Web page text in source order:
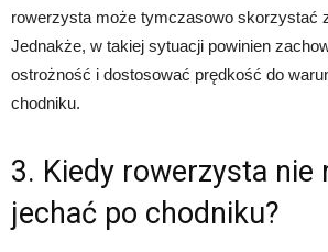
rowerzysta może tymczasowo skorzystać
Jednakże, w takiej sytuacji powinien
ostrożność i dostosować prędkość do
chodniku.
3. Kiedy rowerzysta nie
jechać po chodniku?